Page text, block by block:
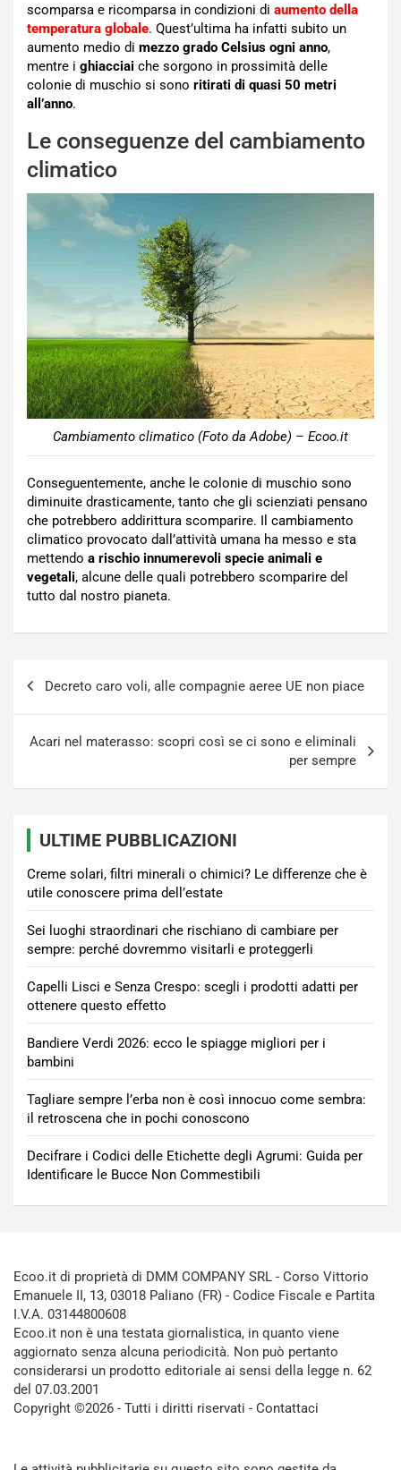
scomparsa e ricomparsa in condizioni di aumento della
temperatura globale. Quest’ultima ha infatti subito un
aumento medio di mezzo grado Celsius ogni anno,
mentre i ghiacciai che sorgono in prossimità delle
colonie di muschio si sono ritirati di quasi 50 metri
all’anno.
Le conseguenze del cambiamento
climatico
Cambiamento climatico (Foto da Adobe) – Ecoo.it
Conseguentemente, anche le colonie di muschio sono
diminuite drasticamente, tanto che gli scienziati pensano
che potrebbero addirittura scomparire. Il cambiamento
climatico provocato dall’attività umana ha messo e sta
mettendo a rischio innumerevoli specie animali e
vegetali, alcune delle quali potrebbero scomparire del
tutto dal nostro pianeta.
Decreto caro voli, alle compagnie aeree UE non piace
Acari nel materasso: scopri così se ci sono e eliminali
per sempre
ULTIME PUBBLICAZIONI
Creme solari, filtri minerali o chimici? Le differenze che è
utile conoscere prima dell’estate
Sei luoghi straordinari che rischiano di cambiare per
sempre: perché dovremmo visitarli e proteggerli
Capelli Lisci e Senza Crespo: scegli i prodotti adatti per
ottenere questo effetto
Bandiere Verdi 2026: ecco le spiagge migliori per i
bambini
Tagliare sempre l’erba non è così innocuo come sembra:
il retroscena che in pochi conoscono
Decifrare i Codici delle Etichette degli Agrumi: Guida per
Identificare le Bucce Non Commestibili
Ecoo.it di proprietà di DMM COMPANY SRL - Corso Vittorio
Emanuele II, 13, 03018 Paliano (FR) - Codice Fiscale e Partita
I.V.A. 03144800608
Ecoo.it non è una testata giornalistica, in quanto viene
aggiornato senza alcuna periodicità. Non può pertanto
considerarsi un prodotto editoriale ai sensi della legge n. 62
del 07.03.2001
Copyright ©2026 - Tutti i diritti riservati - Contattaci